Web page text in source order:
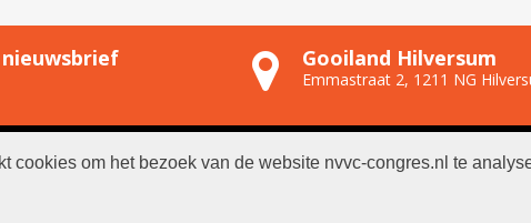
cookies om het bezoek van de website nvvc-congres.nl te
Gooiland Hilversum
Emmastraat 2, 1211 NG
© 2026 NVVC |Algemene voorwaarden|